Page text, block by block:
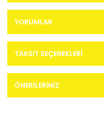
YORUMLAR
TAKSIT SEÇENEKLERI
ÖNERILERINIZ